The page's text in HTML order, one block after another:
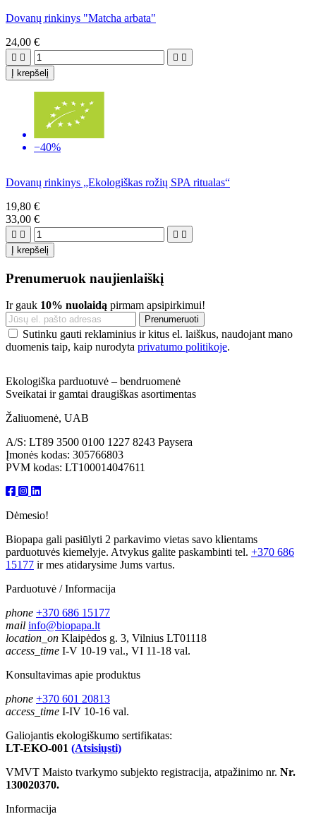
Dovanų rinkinys "Matcha arbata"
24,00 €
   
Į krepšelį
−40%
Dovanų rinkinys „Ekologiškas rožių SPA ritualas“
19,80 €
33,00 €
   
Į krepšelį
Prenumeruok naujienlaiškį
Ir gauk 10% nuolaidą pirmam apsipirkimui!
Sutinku gauti reklaminius ir kitus el. laiškus, naudojant mano
duomenis taip, kaip nurodyta privatumo politikoje.
Ekologiška parduotuvė – bendruomenė
Sveikatai ir gamtai draugiškas asortimentas
Žaliuomenė, UAB
A/S: LT89 3500 0100 1227 8243 Paysera
Įmonės kodas: 305766803
PVM kodas: LT100014047611
Dėmesio!
Biopapa gali pasiūlyti 2 parkavimo vietas savo klientams
parduotuvės kiemelyje. Atvykus galite paskambinti tel. +370 686
15177 ir mes atidarysime Jums vartus.
Parduotuvė / Informacija
phone +370 686 15177
mail info@biopapa.lt
location_on Klaipėdos g. 3, Vilnius LT01118
access_time I-V 10-19 val., VI 11-18 val.
Konsultavimas apie produktus
phone +370 601 20813
access_time I-IV 10-16 val.
Galiojantis ekologiškumo sertifikatas:
LT-EKO-001 (Atsisiųsti)
VMVT Maisto tvarkymo subjekto registracija, atpažinimo nr. Nr.
130020370.
Informacija